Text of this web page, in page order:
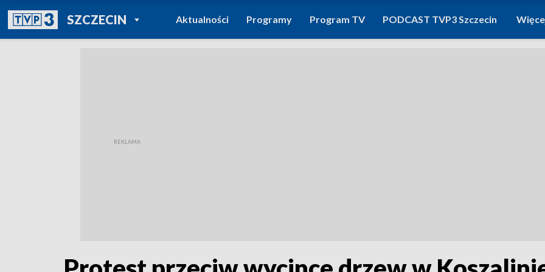
SZCZECINPOWRÓT DO
TVP REGIONY
Aktualności Programy Program TV PODCAST TVP3 Szczecin